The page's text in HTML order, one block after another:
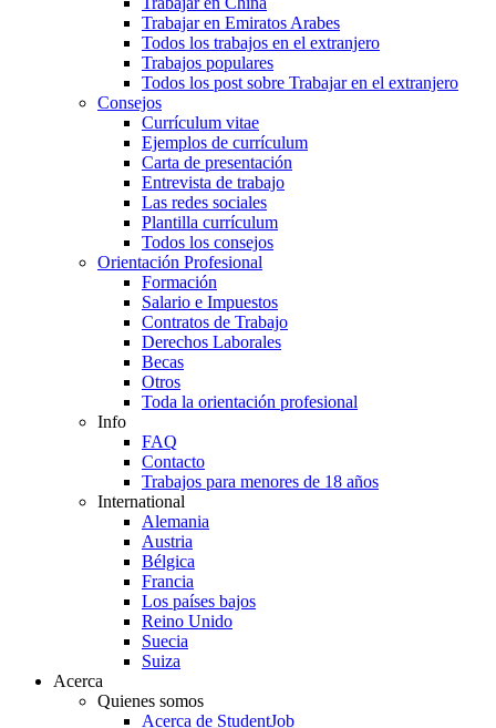
Trabajar en Emiratos Arabes
Todos los trabajos en el extranjero
Trabajos populares
Todos los post sobre Trabajar en el extranjero
Consejos
Currículum vitae
Ejemplos de currículum
Carta de presentación
Entrevista de trabajo
Las redes sociales
Plantilla currículum
Todos los consejos
Orientación Profesional
Formación
Salario e Impuestos
Contratos de Trabajo
Derechos Laborales
Becas
Otros
Toda la orientación profesional
Info
FAQ
Contacto
Trabajos para menores de 18 años
International
Alemania
Austria
Bélgica
Francia
Los países bajos
Reino Unido
Suecia
Suiza
Acerca
Quienes somos
Acerca de StudentJob